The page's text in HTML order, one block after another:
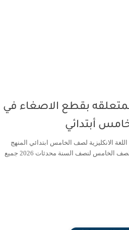
بقطع الاصغاء في
الانكليزية لصف الخامس ابتدائي المنهج
المحدث 2026 قطع اصغاء للصف الخامس لنصف السنة محدثات 2026 جميع